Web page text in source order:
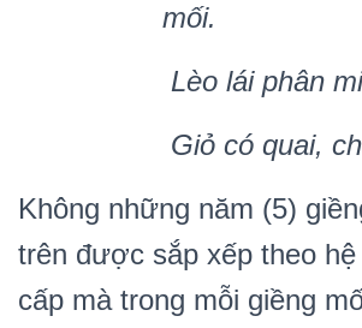
mối.
Lèo lái phân
Giỏ có quai,
Không những năm (5)
trên được sắp xếp theo hệ
cấp mà trong mỗi giềng